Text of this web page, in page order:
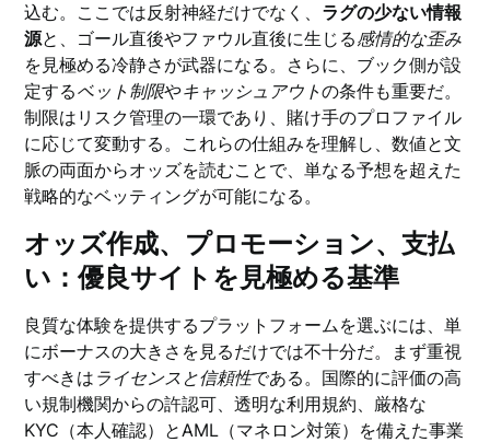
込む。ここでは反射神経だけでなく、 ラグの少ない情報
源と、ゴール直後やファウル直後に生じる感情的な歪み
を見極める冷静さが武器になる。さらに、ブック側が設
定するベット制限やキャッシュアウトの条件も重要だ。
制限はリスク管理の一環であり、賭け手のプロファイル
に応じて変動する。これらの仕組みを理解し、数値と文
脈の両面からオッズを読むことで、単なる予想を超えた
戦略的なベッティングが可能になる。
オッズ作成、プロモーション、支払
い：優良サイトを見極める基準
良質な体験を提供するプラットフォームを選ぶには、単
にボーナスの大きさを見るだけでは不十分だ。まず重視
すべきは ライセンスと信頼性である。国際的に評価の高
い規制機関からの許認可、透明な利用規約、厳格な
KYC（本人確認）とAML（マネロン対策）を備えた事業